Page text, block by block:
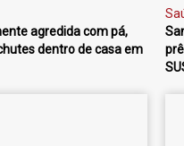
agredida com pá,
dentro de casa em